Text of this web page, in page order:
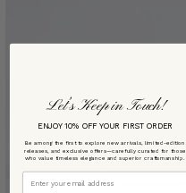
Let’s Keep in Touch!
ENJOY 10% OFF YOUR FIRST ORDER
Be among the first to explore new arrivals, limited-edition
releases, and exclusive offers—carefully curated for those
who value timeless elegance and superior craftsmanship.
Email